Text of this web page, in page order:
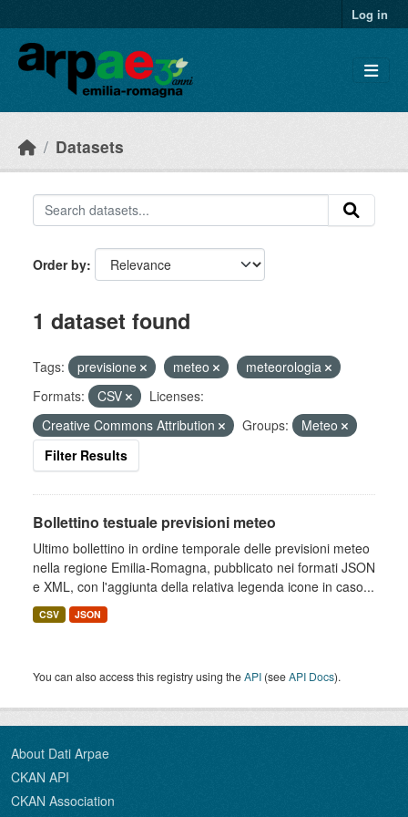
Log in
Datasets
Order by
1 dataset found
Tags: previsione meteo
meteorologia
Formats:
CSV
Licenses:
Creative Commons Attribution
Groups:
Meteo
Filter Results
Bollettino testuale previsioni meteo
Ultimo bollettino in ordine temporale delle previsioni meteo
nella regione Emilia-Romagna, pubblicato nei formati JSON
e XML, con l'aggiunta della relativa legenda icone in caso...
CSV JSON
You can also access this registry using theAPI (seeAPI Docs).
About Dati Arpae
CKAN API
CKAN Association